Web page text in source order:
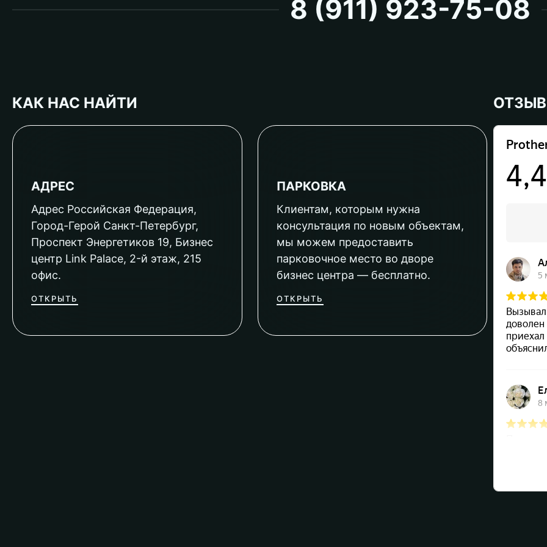
8 (911) 923-75-08
КАК НАС НАЙТИ
АДРЕС
Адрес Российская Федерация,
Город-Герой Санкт-Петербург,
Проспект Энергетиков 19, Бизнес
центр Link Palace, 2-й этаж, 215
офис.
ОТКРЫТЬ
ПАРКОВКА
Клиентам, которым нужна
консультация по новым объектам,
мы можем предоставить
парковочное место во дворе
бизнес центра — бесплатно.
ОТКРЫТЬ